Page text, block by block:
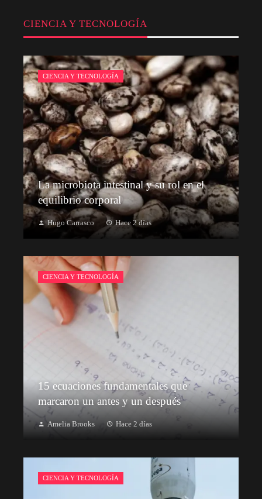
CIENCIA Y TECNOLOGÍA
CIENCIA Y TECNOLOGÍA
La microbiota intestinal y su rol en el
equilibrio corporal
Hugo Carrasco Hace 2 días
CIENCIA Y TECNOLOGÍA
15 ecuaciones fundamentales que
marcaron un antes y un después
Amelia Brooks Hace 2 días
CIENCIA Y TECNOLOGÍA